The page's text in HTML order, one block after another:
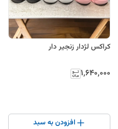
کراکس لژدار زنجیر دار
۱٬۶۴۰٬۰۰۰
افزودن به سبد